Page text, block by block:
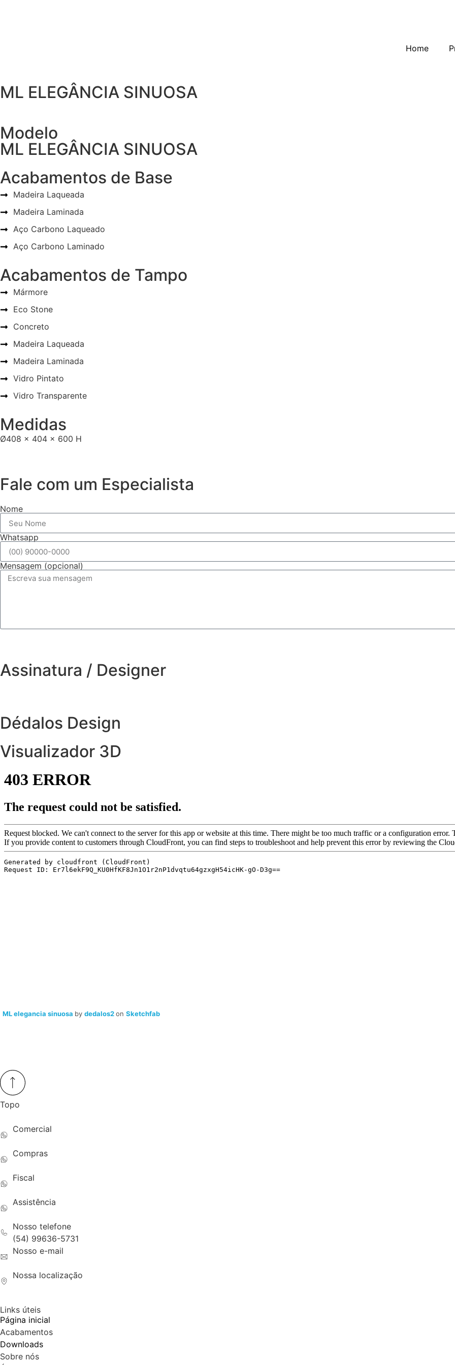
Home
ML ELEGÂNCIA SINUOSA
Modelo
ML ELEGÂNCIA SINUOSA
Acabamentos de Base
Madeira Laqueada
Madeira Laminada
Aço Carbono Laqueado
Aço Carbono Laminado
Acabamentos de Tampo
Mármore
Eco Stone
Concreto
Madeira Laqueada
Madeira Laminada
Vidro Pintato
Vidro Transparente
Medidas
Ø408 x 404 x 600 H
Fale com um Especialista
Nome
Whatsapp
Mensagem (opcional)
Assinatura / Designer
Dédalos Design
Visualizador 3D
ML elegancia sinuosa by dedalos2on Sketchfab
Topo
Comercial
Compras
Fiscal
Assistência
Nosso telefone
(54) 99636-5731
Nosso e-mail
Nossa localização
Links úteis
Página inicial
Acabamentos
Downloads
Sobre nós